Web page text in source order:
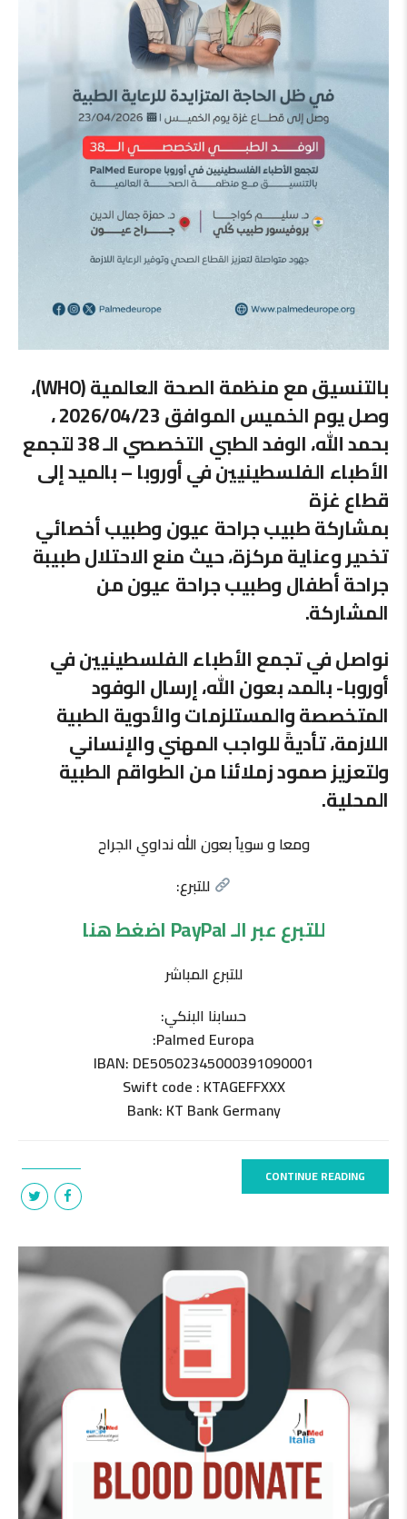
بالتنسيق مع منظمة الصحة العالمية (WHO)،
وصل يوم الخميس الموافق 2026/04/23 ،
بحمد الله، الوفد الطبي التخصصي الـ 38 لتجمع
الأطباء الفلسطينيين في أوروبا – بالميد إلى
قطاع غزة
بمشاركة طبيب جراحة عيون وطبيب أخصائي
تخدير وعناية مركزة، حيث منع الاحتلال طبيبة
جراحة أطفال وطبيب جراحة عيون من
المشاركة.
نواصل في تجمع الأطباء الفلسطينيين في
أوروبا- بالمد، بعون الله، إرسال الوفود
المتخصصة والمستلزمات والأدوية الطبية
اللازمة، تأديةً للواجب المهني والإنساني
ولتعزيز صمود زملائنا من الطواقم الطبية
المحلية.
ومعا و سوياً بعون الله نداوي الجراح
للتبرع:
للتبرع عبر الـ PayPal اضغط هنا
للتبرع المباشر
حسابنا البنكي:
Palmed Europa:
IBAN: DE50502345000391090001
Swift code : KTAGEFFXXX
Bank: KT Bank Germany
CONTINUE READING